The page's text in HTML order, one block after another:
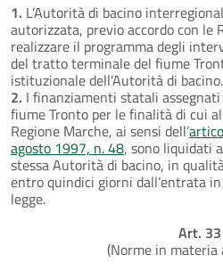
1. L’Autorità di bacino
autorizzata, previo accordo con le
realizzare il programma degli
del tratto terminale del fiume
istituzionale dell’Autorità di bacino.
2. I finanziamenti statali
fiume Tronto per le finalità di cui
Regione Marche, ai sensi dell’
agosto 1997, n. 48, sono liquidati
stessa Autorità di bacino, in
entro quindici giorni dall’entrata
legge.
Art. 33
(Norme in materia